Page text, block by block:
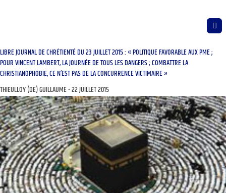
LIBRE JOURNAL DE CHRÉTIENTÉ DU 23 JUILLET 2015 : « POLITIQUE FAVORABLE AUX PME ;
POUR VINCENT LAMBERT, LA JOURNÉE DE TOUS LES DANGERS ; COMBATTRE LA
CHRISTIANOPHOBIE, CE N’EST PAS DE LA CONCURRENCE VICTIMAIRE »
THIEULLOY (DE) GUILLAUME 22 JUILLET 2015